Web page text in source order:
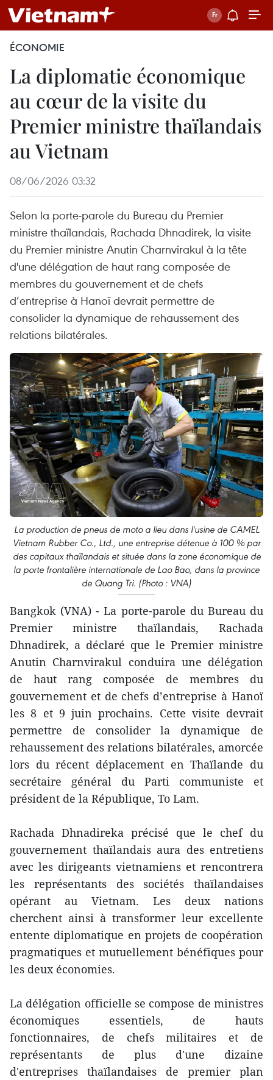
ÉCONOMIE
La diplomatie économique
au cœur de la visite du
Premier ministre thaïlandais
au Vietnam
08/06/2026 03:32
Selon la porte-parole du Bureau du Premier
ministre thaïlandais, Rachada Dhnadirek, la visite
du Premier ministre Anutin Charnvirakul à la tête
d'une délégation de haut rang composée de
membres du gouvernement et de chefs
d’entreprise à Hanoï devrait permettre de
consolider la dynamique de rehaussement des
relations bilatérales.
La production de pneus de moto a lieu dans l'usine de CAMEL
Vietnam Rubber Co., Ltd., une entreprise détenue à 100 % par
des capitaux thaïlandais et située dans la zone économique de
la porte frontalière internationale de Lao Bao, dans la province
de Quang Tri. (Photo : VNA)
Bangkok (VNA) - La porte-parole du Bureau du
Premier ministre thaïlandais, Rachada
Dhnadirek, a déclaré que le Premier ministre
Anutin Charnvirakul conduira une délégation
de haut rang composée de membres du
gouvernement et de chefs d’entreprise à Hanoï
les 8 et 9 juin prochains. Cette visite devrait
permettre de consolider la dynamique de
rehaussement des relations bilatérales, amorcée
lors du récent déplacement en Thaïlande du
secrétaire général du Parti communiste et
président de la République, To Lam.
Rachada Dhnadireka précisé que le chef du
gouvernement thaïlandais aura des entretiens
avec les dirigeants vietnamiens et rencontrera
les représentants des sociétés thaïlandaises
opérant au Vietnam. Les deux nations
cherchent ainsi à transformer leur excellente
entente diplomatique en projets de coopération
pragmatiques et mutuellement bénéfiques pour
les deux économies.
La délégation officielle se compose de ministres
économiques essentiels, de hauts
fonctionnaires, de chefs militaires et de
représentants de plus d'une dizaine
d'entreprises thaïlandaises de premier plan